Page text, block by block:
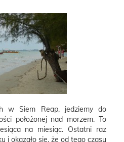
w Siem Reap, jedziemy do
położonej nad morzem. To
na miesiąc. Ostatni raz
i okazało się, że od tego czasu